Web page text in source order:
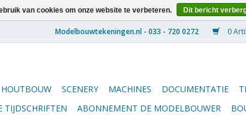
0
HOUTBOUW SCENERY MACHINES DOCUMENTATIE
TIJDSCHRIFTEN ABONNEMENT DE MODELBOUWER
van cookies om onze website te verbeteren. Dit bericht